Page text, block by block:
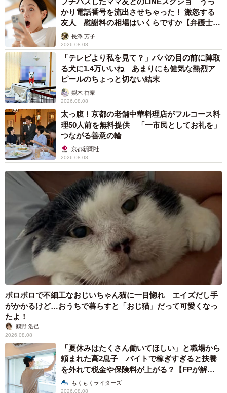
かり電話番号を流出させちゃった！ 激怒する
友人 慰謝料の相場はいくらですか【弁護士が
解説】長澤 芳子
2026.08.08
「テレビより私を見て？」パパの目の前に陣取
る犬に1.4万いいね あまりにも健気な熱烈ア
ピールのちょっと切ない結末
梨木 香奈
2026.08.08
太っ腹！京都の老舗中華料理店がフルコース料
理50人前を無料提供 「一市民としてお礼を」
つながる善意の輪
京都新聞社
2026.08.08
ボロボロで不細工なおじいちゃん猫に一目惚れ エイズだし手
がかかるけど…おうちで暮らすと「おじ猫」だって可愛くなっ
たよ！
鶴野 浩己
2026.08.08
「夏休みはたくさん働いてほしい」と職場から
頼まれた高2息子 バイトで稼ぎすぎると扶養
を外れて税金や保険料が上がる？【FPが解
説】もくもくライターズ
2026.08.08